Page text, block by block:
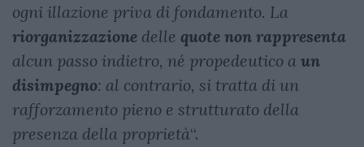
ogni illazione priva di fondamento. La
riorganizzazione delle quote non rappresenta
alcun passo indietro, né propedeutico a un
disimpegno: al contrario, si tratta di un
rafforzamento pieno e strutturato della
presenza della proprietà“.